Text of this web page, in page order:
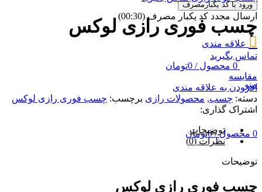
ورود با کد یکبارمصرف
ارسال مجدد کد یکبار مصرف(00:
30
)
علاقه مندی
0 محصول /
0تومان
منو
0 محصول /
0تومان
چسب فوری رازی لوکس
تماس بگیرید
مقایسه
افزودن به علاقه مندی
دسته: چسب, محصولات رازی برچسب: چسب فوری رازی لوکس
اشتراک گذاری:
توضیحات
نظرات (0)
توضیحات
چسب فوری رازی لوکس